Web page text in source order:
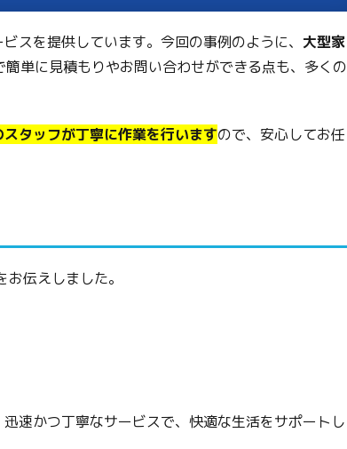
スを提供しています。今回の事例のように、 大型家
単に見積もりやお問い合わせができる点も、多くの
タッフが丁寧に作業を行いますので、安心してお任
伝えしました。
速かつ丁寧なサービスで、快適な生活をサポートし